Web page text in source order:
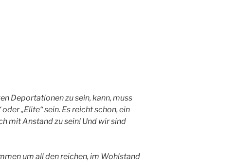
Deportationen zu sein, kann, muss
„Elite“ sein. Es reicht schon, ein
mit Anstand zu sein! Und wir sind
um all den reichen, im Wohlstand